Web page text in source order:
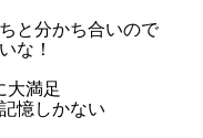
と分かち合いので
な！
大満足
憶しかない